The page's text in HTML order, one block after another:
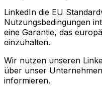
LinkedIn die EU
Nutzungsbedingungen
eine Garantie, das
einzuhalten.
Wir nutzen unseren
über unser
informieren.